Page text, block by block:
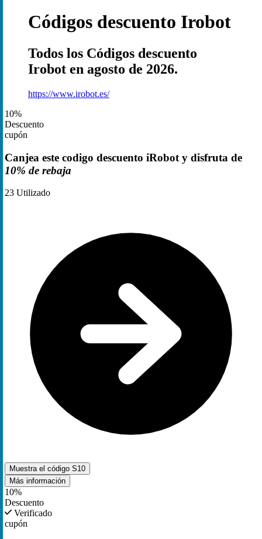
Códigos descuento Irobot
Todos los Códigos descuento
Irobot en agosto de 2026.
https://www.irobot.es/
10%
Descuento
cupón
Canjea este codigo descuento iRobot y disfruta de
10% de rebaja
23 Utilizado
Muestra el código S10
Más información
10%
Descuento
Verificado
cupón